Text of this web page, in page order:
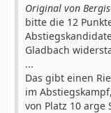
Original von
bitte die 12
Gladbach
...
Das gibt einen
im
von Platz 10 arge